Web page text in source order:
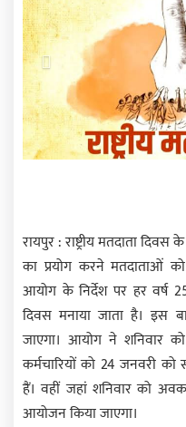
रायपुर : राष्ट्रीय मतदाता
का प्रयोग करने मतदाताओं
आयोग के निर्देश पर हर वर्ष
दिवस मनाया जाता है। इस
जाएगा। आयोग ने शनिवार
कर्मचारियों को 24 जनवरी
हैं। वहीं जहां शनिवार को
आयोजन किया जाएगा।